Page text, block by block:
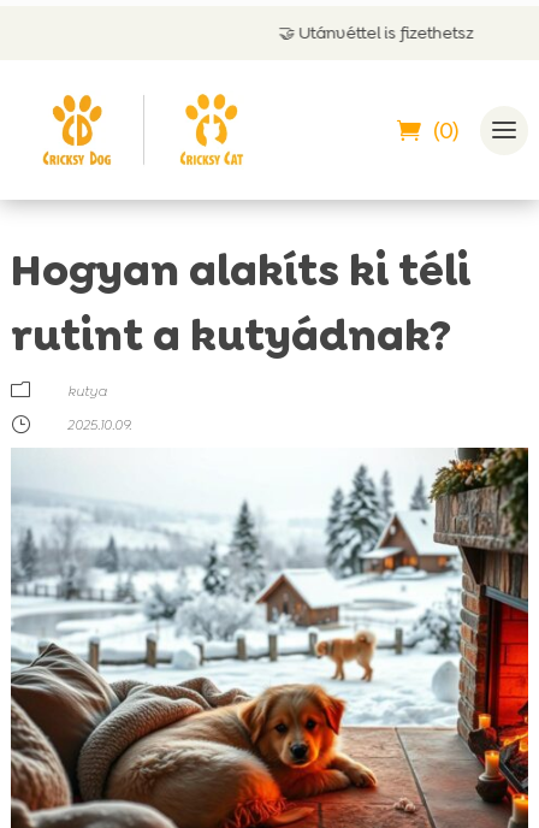
🤝 Utánvéttel is fizethetsz
(0)
Hogyan alakíts ki téli
rutint a kutyádnak?
m
kutya
}
2025.10.09.